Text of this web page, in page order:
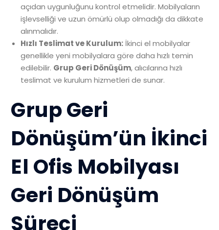
açıdan uygunluğunu kontrol etmelidir. Mobilyaların
işlevselliği ve uzun ömürlü olup olmadığı da dikkate
alınmalıdır.
Hızlı Teslimat ve Kurulum: İkinci el mobilyalar
genellikle yeni mobilyalara göre daha hızlı temin
edilebilir. Grup Geri Dönüşüm, alıcılarına hızlı
teslimat ve kurulum hizmetleri de sunar.
Grup Geri
Dönüşüm’ün İkinci
El Ofis Mobilyası
Geri Dönüşüm
Süreci